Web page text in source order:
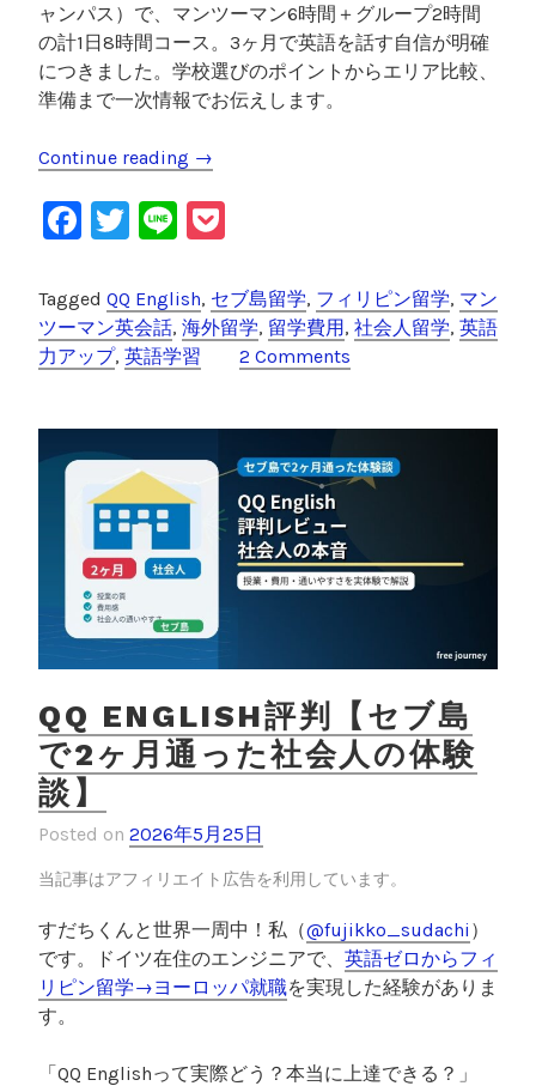
体
験
”
ャンパス）で、マンツーマン6時間＋グループ2時間
の計1日8時間コース。3ヶ月で英語を話す自信が明確
につきました。学校選びのポイントからエリア比較、
準備まで一次情報でお伝えします。
Continue reading “
ィ
リ
ン
留
学
ガ
ド
セ
ブ
島
3
ヶ
月
体
験
解
説
”
→
F
c
e
b
o
k
T
tt
er
Li
e
c
k
et
Tagged QQ English, セブ島留学, フィリピン留学, マン
ツーマン英会話, 海外留学, 留学費用, 社会人留学, 英語
力アップ, 英語学習 2 Comments
QQ ENGLISH評判【セブ島
で2ヶ月通った社会人の体験
談】
Posted on 2026年5月25日
当記事はアフィリエイト広告を利用しています。
すだちくんと世界一周中！私（@fujikko_sudachi ）
です。ドイツ在住のエンジニアで、 英語ゼロからフィ
リピン留学→ヨーロッパ就職を実現した経験がありま
す。
「QQ Englishって実際どう？本当に上達できる？」